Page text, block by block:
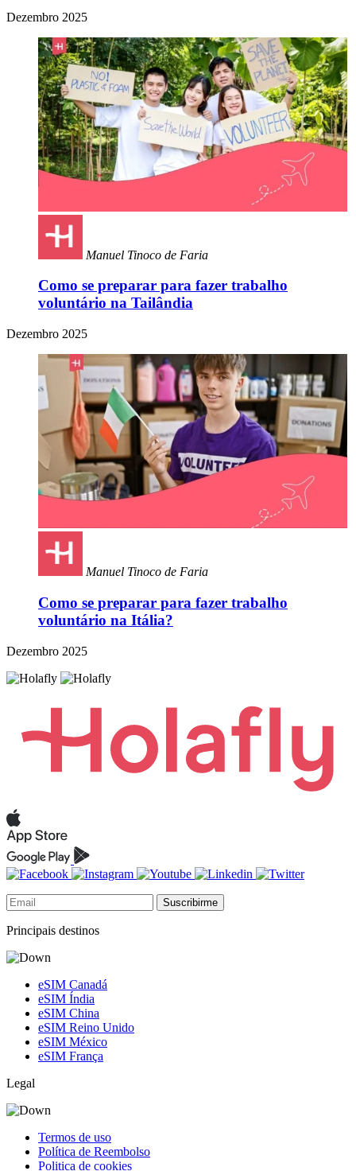
Dezembro 2025
Manuel Tinoco de Faria
Como se preparar para fazer trabalho
voluntário na Tailândia
Dezembro 2025
Manuel Tinoco de Faria
Como se preparar para fazer trabalho
voluntário na Itália?
Dezembro 2025
Suscribirme
Principais destinos
eSIM Canadá
eSIM Índia
eSIM China
eSIM Reino Unido
eSIM México
eSIM França
Legal
Termos de uso
Política de Reembolso
Politica de cookies